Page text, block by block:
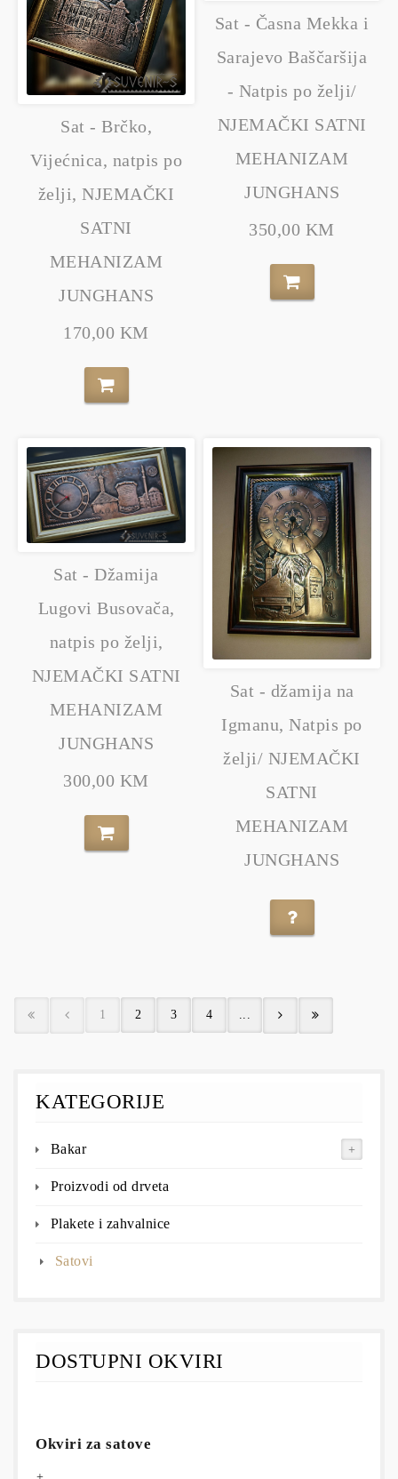
Sat - Brčko,
Vijećnica, natpis po
želji, NJEMAČKI
SATNI
MEHANIZAM
JUNGHANS
170,00 KM
Sat - Časna Mekka i
Sarajevo Baščaršija
- Natpis po želji/
NJEMAČKI SATNI
MEHANIZAM
JUNGHANS
350,00 KM
Sat - Džamija
Lugovi Busovača,
natpis po želji,
NJEMAČKI SATNI
MEHANIZAM
JUNGHANS
300,00 KM
Sat - džamija na
Igmanu, Natpis po
želji/ NJEMAČKI
SATNI
MEHANIZAM
JUNGHANS
1 2 3 4
KATEGORIJE
Bakar
Proizvodi od drveta
Plakete i zahvalnice
Satovi
DOSTUPNI OKVIRI
Okviri za satove